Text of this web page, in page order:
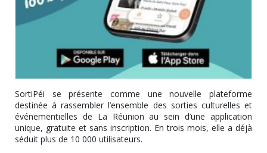
SortiPéi se présente comme une nouvelle plateforme
destinée à rassembler l’ensemble des sorties culturelles et
événementielles de La Réunion au sein d’une application
unique, gratuite et sans inscription. En trois mois, elle a déjà
séduit plus de 10 000 utilisateurs.